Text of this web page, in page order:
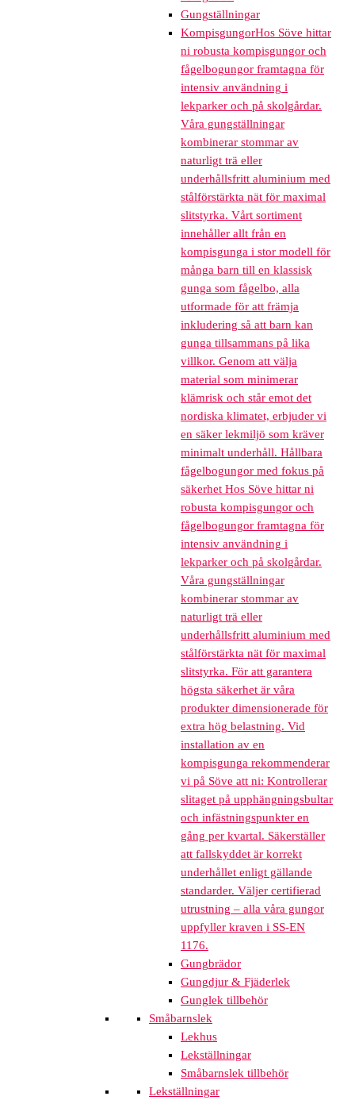
Gungställningar
KompisgungorHos Söve hittar
ni robusta kompisgungor och
fågelbogungor framtagna för
intensiv användning i
lekparker och på skolgårdar.
Våra gungställningar
kombinerar stommar av
naturligt trä eller
underhållsfritt aluminium med
stålförstärkta nät för maximal
slitstyrka. Vårt sortiment
innehåller allt från en
kompisgunga i stor modell för
många barn till en klassisk
gunga som fågelbo, alla
utformade för att främja
inkludering så att barn kan
gunga tillsammans på lika
villkor. Genom att välja
material som minimerar
klämrisk och står emot det
nordiska klimatet, erbjuder vi
en säker lekmiljö som kräver
minimalt underhåll. Hållbara
fågelbogungor med fokus på
säkerhet Hos Söve hittar ni
robusta kompisgungor och
fågelbogungor framtagna för
intensiv användning i
lekparker och på skolgårdar.
Våra gungställningar
kombinerar stommar av
naturligt trä eller
underhållsfritt aluminium med
stålförstärkta nät för maximal
slitstyrka. För att garantera
högsta säkerhet är våra
produkter dimensionerade för
extra hög belastning. Vid
installation av en
kompisgunga rekommenderar
vi på Söve att ni: Kontrollerar
slitaget på upphängningsbultar
och infästningspunkter en
gång per kvartal. Säkerställer
att fallskyddet är korrekt
underhållet enligt gällande
standarder. Väljer certifierad
utrustning – alla våra gungor
uppfyller kraven i SS-EN
1176.
Gungbrädor
Gungdjur & Fjäderlek
Gunglek tillbehör
Småbarnslek
Lekhus
Lekställningar
Småbarnslek tillbehör
Lekställningar